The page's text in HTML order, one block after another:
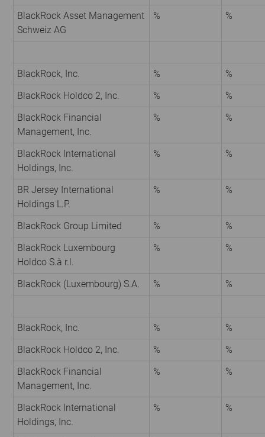
BlackRock Asset Management
Schweiz AG
% %
BlackRock, Inc. %
%
BlackRock Holdco 2, Inc.
%
%
BlackRock Financial
Management, Inc.
% %
BlackRock International
Holdings, Inc.
% %
BR Jersey International
Holdings L.P.
% %
BlackRock Group Limited %
%
BlackRock Luxembourg
Holdco S.à r.l.
% %
BlackRock (Luxembourg) S.A. % %
BlackRock, Inc. %
%
BlackRock Holdco 2, Inc.
%
%
BlackRock Financial
Management, Inc.
% %
BlackRock International
Holdings, Inc.
% %